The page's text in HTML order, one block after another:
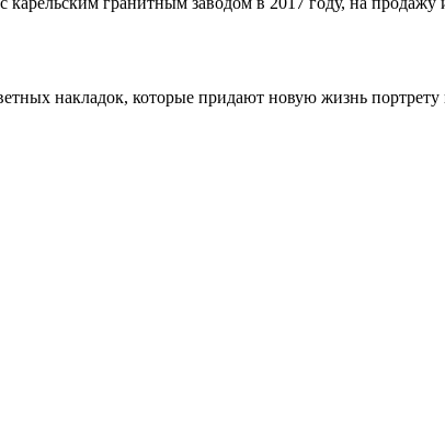
накладок, которые придают новую жизнь портрету